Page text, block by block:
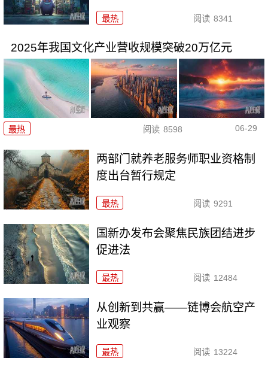
最热 阅读 8341
2025年我国文化产业营收规模突破20万亿元
最热 阅读 8598 06-29
两部门就养老服务师职业资格制
度出台暂行规定
最热 阅读 9291
国新办发布会聚焦民族团结进步
促进法
最热 阅读 12484
从创新到共赢——链博会航空产
业观察
最热 阅读 13224